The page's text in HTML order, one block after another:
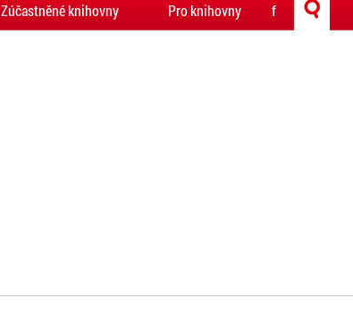
Zúčastněné knihovny Pro knihovny f